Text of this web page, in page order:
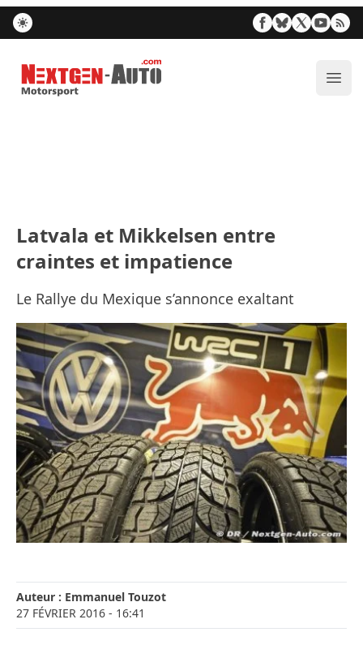
Nextgen-Auto.com
Latvala et Mikkelsen entre
craintes et impatience
Le Rallye du Mexique s’annonce exaltant
Auteur : Emmanuel Touzot
27 FÉVRIER 2016 - 16:41